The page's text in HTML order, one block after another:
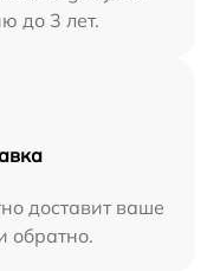
до 3 лет.
доставит ваше
обратно.